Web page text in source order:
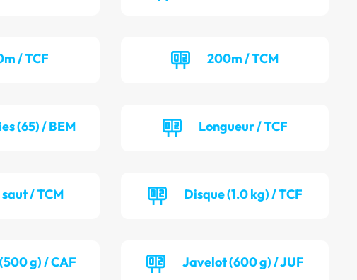
/ TCF 200m / TCM
(65) / BEM Longueur / TCF
/ TCM Disque (1.0 kg) / TCF
g) / CAF Javelot (600 g) / JUF